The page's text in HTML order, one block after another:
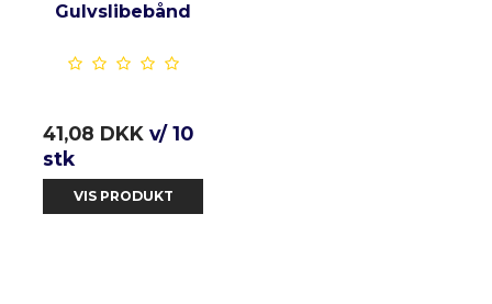
Gulvslibebånd
41,08 DKK v/ 10
stk
VIS PRODUKT